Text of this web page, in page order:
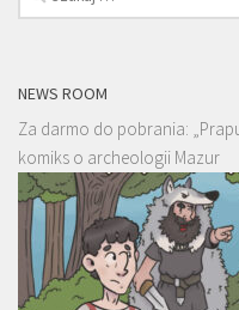
NEWS ROOM
Za darmo do pobrania:
komiks o archeologii Mazur